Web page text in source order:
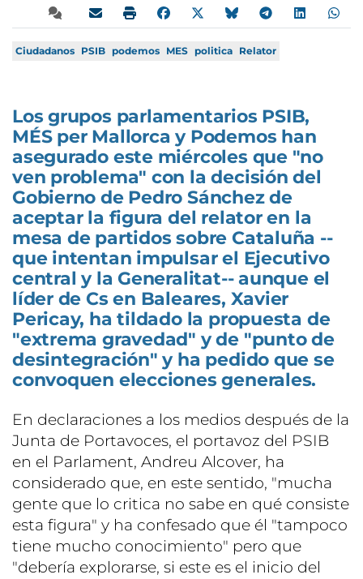
Ciudadanos PSIB podemos MES politica Relator
Los grupos parlamentarios PSIB,
MÉS per Mallorca y Podemos han
asegurado este miércoles que "no
ven problema" con la decisión del
Gobierno de Pedro Sánchez de
aceptar la figura del relator en la
mesa de partidos sobre Cataluña --
que intentan impulsar el Ejecutivo
central y la Generalitat-- aunque el
líder de Cs en Baleares, Xavier
Pericay, ha tildado la propuesta de
"extrema gravedad" y de "punto de
desintegración" y ha pedido que se
convoquen elecciones generales.
En declaraciones a los medios después de la
Junta de Portavoces, el portavoz del PSIB
en el Parlament, Andreu Alcover, ha
considerado que, en este sentido, "mucha
gente que lo critica no sabe en qué consiste
esta figura" y ha confesado que él "tampoco
tiene mucho conocimiento" pero que
"debería explorarse, si este es el inicio del